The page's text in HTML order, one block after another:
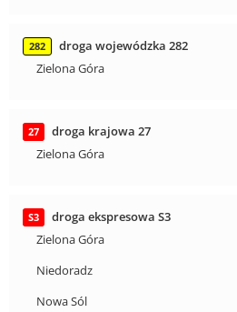
282
droga wojewódzka 282
Zielona Góra
27
droga krajowa 27
Zielona Góra
S3
droga ekspresowa S3
Zielona Góra
Niedoradz
Nowa Sól